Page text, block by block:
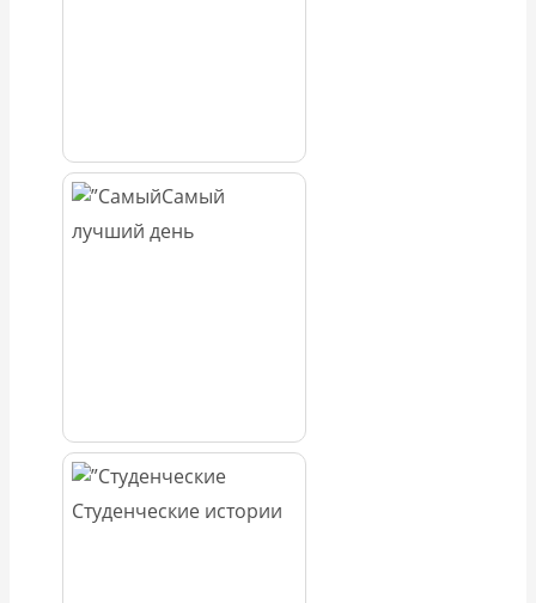
Самый
лучший день
Студенческие истории